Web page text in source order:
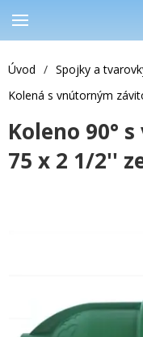
Úvod / Spojky a
Kolená s vnútorným
Koleno 90°
75 x 2 1/2''